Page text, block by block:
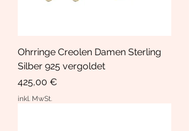
Ohrringe Creolen Damen Sterling
Silber 925 vergoldet
Preis
425,00 €
inkl. MwSt.